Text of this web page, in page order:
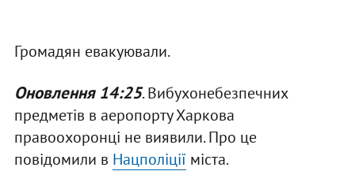
Громадян евакуювали.
Оновлення 14:25. Вибухонебезпечних
предметів в аеропорту Харкова
правоохоронці не виявили. Про це
повідомили в Нацполіції міста.